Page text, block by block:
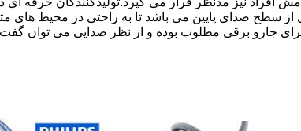
سطح صدای پایین می باشد تا به راحتی در محیط های